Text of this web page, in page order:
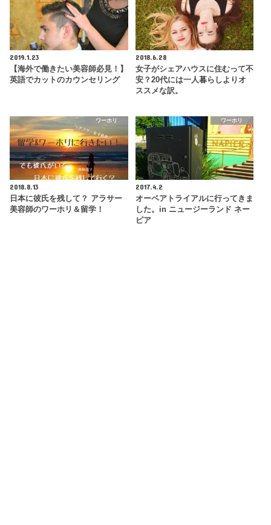
2019.1.23
【海外で働きたい美容師必見！】
英語でカットのカウンセリング
2018.6.28
女子がシェアハウスに住むって不
安？20代には一人暮らしよりオ
ススメな訳。
ワーホリ
2018.8.13
日本に彼氏を残して？ アラサー
美容師のワーホリ＆留学！
ワーホリ
2017.4.2
オーペアトライアルに行ってきま
した。in ニュージーランド ネー
ピア